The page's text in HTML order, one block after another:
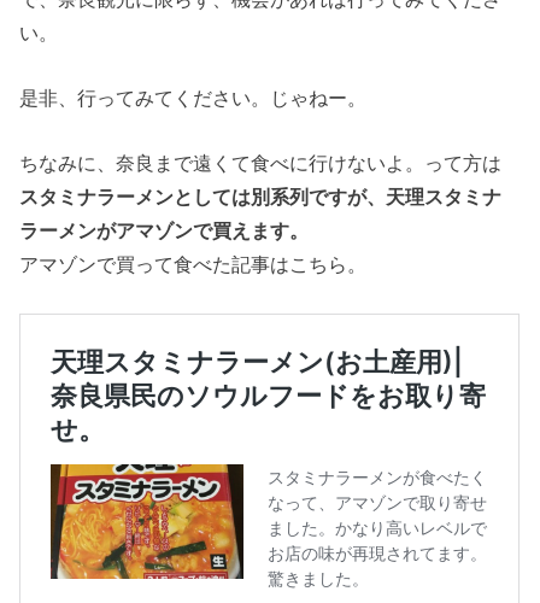
い。
是非、行ってみてください。じゃねー。
ちなみに、奈良まで遠くて食べに行けないよ。って方は
スタミナラーメンとしては別系列ですが、天理スタミナ
ラーメンがアマゾンで買えます。
アマゾンで買って食べた記事はこちら。